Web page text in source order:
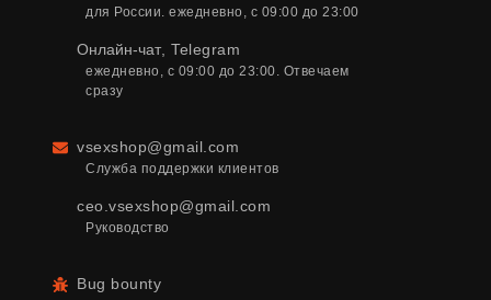
для России. ежедневно, с 09:00 до 23:00
Онлайн-чат,Telegram
ежедневно, с 09:00 до 23:00. Отвечаем
сразу
Email
vsexshop@gmail.com
Служба поддержки клиентов
ceo.vsexshop@gmail.com
Руководство
Bug bounty